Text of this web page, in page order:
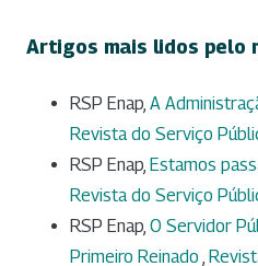
Artigos mais lidos pelo
RSP Enap, A
Revista do Serviço
RSP Enap, Estamos
Revista do Serviço
RSP Enap, O Servidor
Primeiro Reinado ,